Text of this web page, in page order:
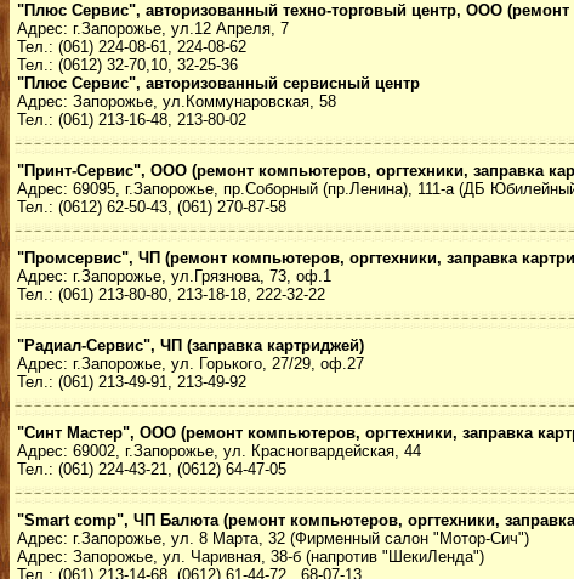
"Плюс Сервис", авторизованный техно-торговый центр, ООО (ремонт
Адрес: г.Запорожье, ул.12 Апреля, 7
Тел.: (061) 224-08-61, 224-08-62
Тел.: (0612) 32-70,10, 32-25-36
"Плюс Сервис", авторизованный сервисный центр
Адрес: Запорожье, ул.Коммунаровская, 58
Тел.: (061) 213-16-48, 213-80-02
"Принт-Сервис", ООО (ремонт компьютеров, оргтехники, заправка
Адрес: 69095, г.Запорожье, пр.Соборный (пр.Ленина), 111-а (ДБ
Тел.: (0612) 62-50-43, (061) 270-87-58
"Промсервис", ЧП (ремонт компьютеров, оргтехники, заправка
Адрес: г.Запорожье, ул.Грязнова, 73, оф.1
Тел.: (061) 213-80-80, 213-18-18, 222-32-22
"Радиал-Сервис", ЧП (заправка картриджей)
Адрес: г.Запорожье, ул. Горького, 27/29, оф.27
Тел.: (061) 213-49-91, 213-49-92
"Синт Мастер", ООО (ремонт компьютеров, оргтехники, заправка
Адрес: 69002, г.Запорожье, ул. Красногвардейская, 44
Тел.: (061) 224-43-21, (0612) 64-47-05
"Smart comp", ЧП Балюта (ремонт компьютеров, оргтехники,
Адрес: г.Запорожье, ул. 8 Марта, 32 (Фирменный салон "Мотор-Сич")
Адрес: Запорожье, ул. Чаривная, 38-б (напротив "ШекиЛенда")
Тел.: (061) 213-14-68, (0612) 61-44-72, 68-07-13